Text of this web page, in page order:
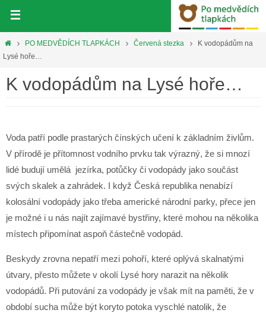
obsahHomePO MEDVĚDÍCH TLAPKÁCH Červená stezka
K vodopádům na
Lysé hoře…
K vodopádům na Lysé hoře…
Voda patří podle prastarých čínských učení k základním živlům.
V přírodě je přítomnost vodního prvku tak výrazný, že si mnozí
lidé budují umělá jezírka, potůčky či vodopády jako součást
svých skalek a zahrádek. I když Česká republika nenabízí
kolosální vodopády jako třeba americké národní parky, přece jen
je možné i u nás najít zajímavé bystřiny, které mohou na několika
místech připomínat aspoň částečně vodopád.
Beskydy zrovna nepatří mezi pohoří, které oplývá skalnatými
útvary, přesto můžete v okolí Lysé hory narazit na několik
vodopádů. Při putování za vodopády je však mít na paměti, že v
období sucha může být koryto potoka vyschlé natolik, že